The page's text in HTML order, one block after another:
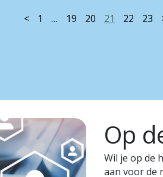
< 1 … 19 20 21 22 23
Op
Wil je op de
aan voor de